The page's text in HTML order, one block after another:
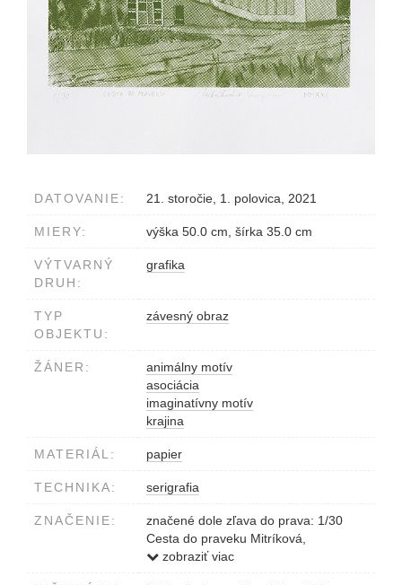
DATOVANIE: 21. storočie, 1. polovica, 2021
MIERY: výška 50.0 cm, šírka 35.0 cm
VÝTVARNÝ
DRUH:
grafika
TYP
OBJEKTU:
závesný obraz
ŽÁNER:
animálny motív
asociácia
imaginatívny motív
krajina
MATERIÁL: papier
TECHNIKA: serigrafia
ZNAČENIE:
značené dole zľava do prava: 1/30
Cesta do praveku Mitríková,
Demjanovič, MMXXI
zobraziť viac